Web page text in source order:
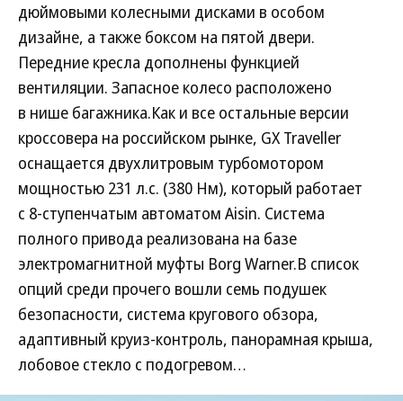
дюймовыми колесными дисками в особом
дизайне, а также боксом на пятой двери.
Передние кресла дополнены функцией
вентиляции. Запасное колесо расположено
в нише багажника.Как и все остальные версии
кроссовера на российском рынке, GX Traveller
оснащается двухлитровым турбомотором
мощностью 231 л.с. (380 Нм), который работает
с 8-ступенчатым автоматом Aisin. Система
полного привода реализована на базе
электромагнитной муфты Borg Warner.В список
опций среди прочего вошли семь подушек
безопасности, система кругового обзора,
адаптивный круиз-контроль, панорамная крыша,
лобовое стекло с подогревом…